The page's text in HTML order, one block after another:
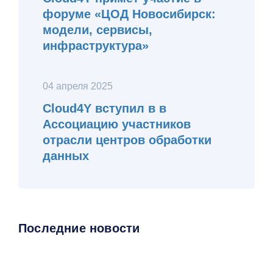
форуме «ЦОД Новосибирск:
модели, сервисы,
инфраструктура»
04 апреля 2025
Cloud4Y вступил в в
Ассоциацию участников
отрасли центров обработки
данных
Последние новости